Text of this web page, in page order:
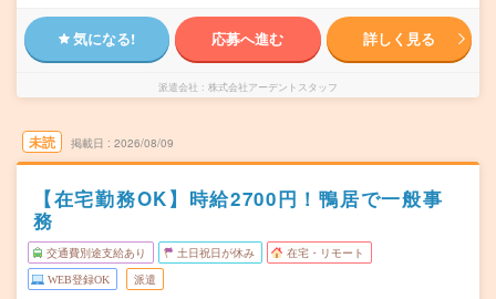
気になる! 応募へ進む 詳しく見る
派遣会社 株式会社アーデントスタッフ
未読 掲載日 2026/08/09
【在宅勤務OK】時給2700円！鴨居で一般事
務
交通費別途支給あり 土日祝日が休み 在宅・リモート
WEB登録OK 派遣